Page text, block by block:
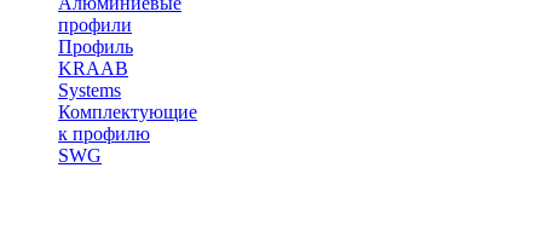
профили
Профиль
KRAAB
Systems
Комплектующие
к профилю
SWG